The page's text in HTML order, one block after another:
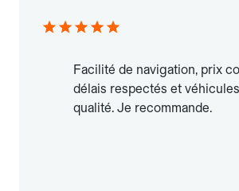
Facilité de navigation, prix
délais respectés et
qualité. Je recommande.